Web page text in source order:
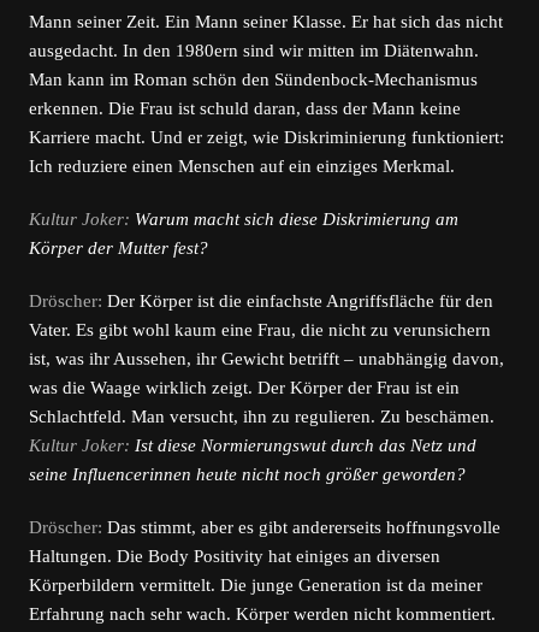
Mann seiner Zeit. Ein Mann seiner Klasse. Er hat sich das nicht
ausgedacht. In den 1980ern sind wir mitten im Diätenwahn.
Man kann im Roman schön den Sündenbock-Mechanismus
erkennen. Die Frau ist schuld daran, dass der Mann keine
Karriere macht. Und er zeigt, wie Diskriminierung funktioniert:
Ich reduziere einen Menschen auf ein einziges Merkmal.
Kultur Joker: Warum macht sich diese Diskrimierung am
Körper der Mutter fest?
Dröscher: Der Körper ist die einfachste Angriffsfläche für den
Vater. Es gibt wohl kaum eine Frau, die nicht zu verunsichern
ist, was ihr Aussehen, ihr Gewicht betrifft – unabhängig davon,
was die Waage wirklich zeigt. Der Körper der Frau ist ein
Schlachtfeld. Man versucht, ihn zu regulieren. Zu beschämen.
Kultur Joker: Ist diese Normierungswut durch das Netz und
seine Influencerinnen heute nicht noch größer geworden?
Dröscher: Das stimmt, aber es gibt andererseits hoffnungsvolle
Haltungen. Die Body Positivity hat einiges an diversen
Körperbildern vermittelt. Die junge Generation ist da meiner
Erfahrung nach sehr wach. Körper werden nicht kommentiert.